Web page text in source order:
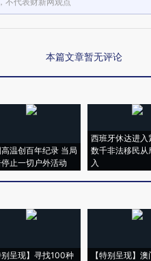
本篇文章暂无评论
温创百年纪录 当局
止一切户外活动
西班牙休达进入
数千非法移民从
入
别呈现】寻找100种
【特别呈现】